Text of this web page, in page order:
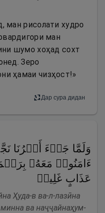
ман рисолати худро
ман
шумо хоҳад сохт
Зеро
ҳамаи чизҳост!»
Дар сура дидан
وَلَمَّا جَاۤءَ أَمۡرُنَا
ءَامَنُوا۟ مَعَهُۥ
عَذَابٍ غَلِیظࣲ
Ҳуда-в ва-л-лазӣна
ва наҷҷайнаҳум-